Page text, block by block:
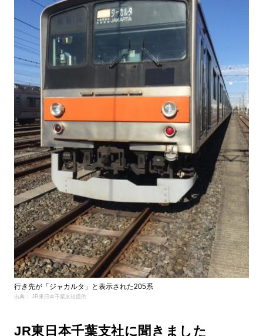
行き先が「ジャカルタ」と表示された205系
出典： JR東日本千葉支社提供
JR東日本千葉支社に聞きました